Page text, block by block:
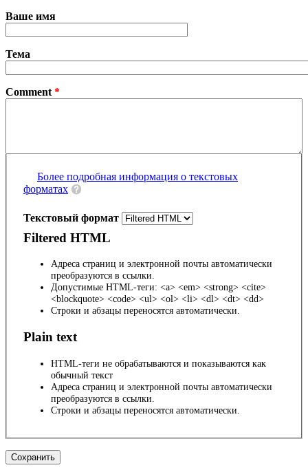
Ваше имя
Тема
Comment *
Более подробная информация о текстовых
форматах
Текстовый формат
Filtered HTML
Адреса страниц и электронной почты автоматически
преобразуются в ссылки.
Допустимые HTML-теги: <a> <em> <strong> <cite>
<blockquote> <code> <ul> <ol> <li> <dl> <dt> <dd>
Строки и абзацы переносятся автоматически.
Plain text
HTML-теги не обрабатываются и показываются как
обычный текст
Адреса страниц и электронной почты автоматически
преобразуются в ссылки.
Строки и абзацы переносятся автоматически.